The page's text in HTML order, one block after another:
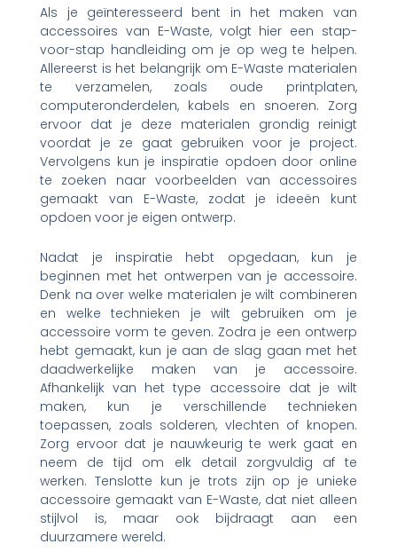
Als je geïnteresseerd bent in het maken van
accessoires van E-Waste, volgt hier een stap-
voor-stap handleiding om je op weg te helpen.
Allereerst is het belangrijk om E-Waste materialen
te verzamelen, zoals oude printplaten,
computeronderdelen, kabels en snoeren. Zorg
ervoor dat je deze materialen grondig reinigt
voordat je ze gaat gebruiken voor je project.
Vervolgens kun je inspiratie opdoen door online
te zoeken naar voorbeelden van accessoires
gemaakt van E-Waste, zodat je ideeën kunt
opdoen voor je eigen ontwerp.
Nadat je inspiratie hebt opgedaan, kun je
beginnen met het ontwerpen van je accessoire.
Denk na over welke materialen je wilt combineren
en welke technieken je wilt gebruiken om je
accessoire vorm te geven. Zodra je een ontwerp
hebt gemaakt, kun je aan de slag gaan met het
daadwerkelijke maken van je accessoire.
Afhankelijk van het type accessoire dat je wilt
maken, kun je verschillende technieken
toepassen, zoals solderen, vlechten of knopen.
Zorg ervoor dat je nauwkeurig te werk gaat en
neem de tijd om elk detail zorgvuldig af te
werken. Tenslotte kun je trots zijn op je unieke
accessoire gemaakt van E-Waste, dat niet alleen
stijlvol is, maar ook bijdraagt aan een
duurzamere wereld.